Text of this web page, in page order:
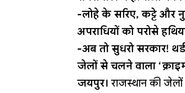
-लोहे के सरिए, कट्टे और
अपराधियों को परोसे
-अब तो सुधरो सरकार!
जेलों से चलने वाला
जयपुर।राजस्थान की